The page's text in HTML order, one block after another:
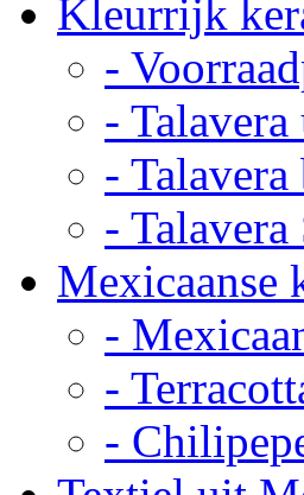
Kleurrijk
-
-
-
- Talavera
Mexicaanse
-
-
-